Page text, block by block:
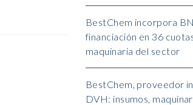
BestChem incorpora
financiación en 36
maquinaria del sector
BestChem, proveedor
DVH: insumos,